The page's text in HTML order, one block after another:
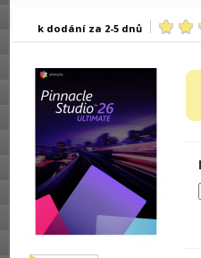
k dodání za 2-5 dnů